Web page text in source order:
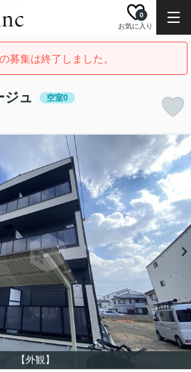
お気に入り
0
募集は終了しました。
ジュ 空室0
【外観】